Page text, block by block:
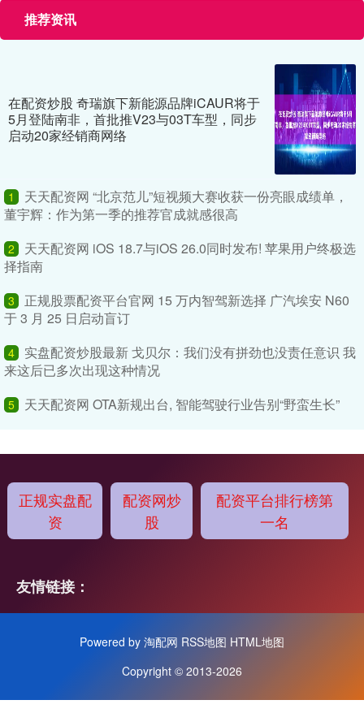
推荐资讯
在配资炒股 奇瑞旗下新能源品牌iCAUR将于
5月登陆南非，首批推V23与03T车型，同步
启动20家经销商网络
1
天天配资网 “北京范儿”短视频大赛收获一份亮眼成绩单，
董宇辉：作为第一季的推荐官成就感很高
2
天天配资网 iOS 18.7与iOS 26.0同时发布! 苹果用户终极选
择指南
3
正规股票配资平台官网 15 万内智驾新选择 广汽埃安 N60
于 3 月 25 日启动盲订
4
实盘配资炒股最新 戈贝尔：我们没有拼劲也没责任意识 我
来这后已多次出现这种情况
5 天天配资网 OTA新规出台, 智能驾驶行业告别“野蛮生长”
正规实盘配
资
配资网炒
股
配资平台排行榜第
一名
友情链接：
Powered by 淘配网 RSS地图 HTML地图
Copyright © 2013-2026